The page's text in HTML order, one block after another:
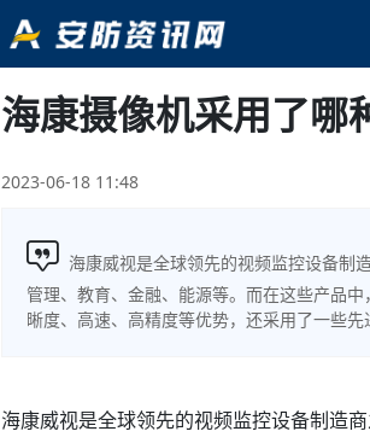
海康摄像机采用了哪
2023-06-18 11:48
海康威视是全球领先的视频监控设备制
管理、教育、金融、能源等。而在这些产品
晰度、高速、高精度等优势，还采用了一些
海康威视是全球领先的视频监控设备制造